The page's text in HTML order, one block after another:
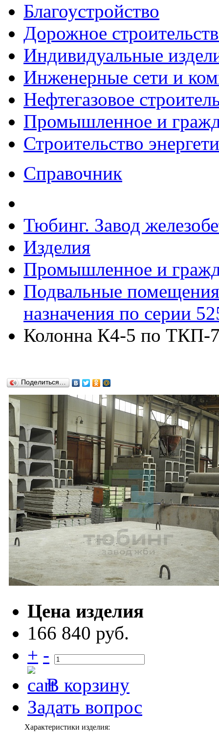
Благоустройство
Дорожное
Индивидуальные
Инженерные сети и
Нефтегазовое
Промышленное и
Строительство
Справочник
Тюбинг. Завод
Изделия
Промышленное и
Подвальные
назначения по серии
Колонна К4-5 по ТКП-
Поделиться…
Цена изделия
166 840 руб.
+ -
В корзину
Задать вопрос
Характеристики изделия: